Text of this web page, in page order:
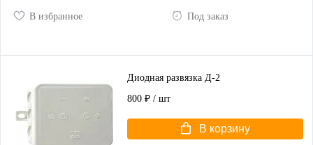
В избранное Под заказ
Диодная развязка Д-2
800 ₽ / шт
В корзину